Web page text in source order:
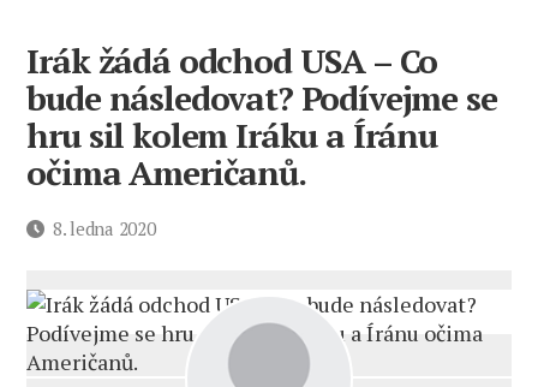
Irák žádá odchod USA – Co
bude následovat? Podívejme se
hru sil kolem Iráku a Íránu
očima Američanů.
Datum8. ledna 2020